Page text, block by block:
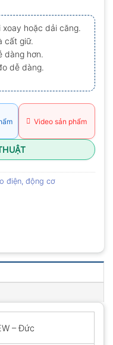
hoặc dải căng.
cất giữ.
dàng hơn.
dễ dàng.
Video sản phẩm
điện, động cơ
– Đức